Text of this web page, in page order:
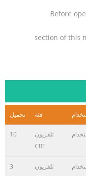
Before
section of this
Cover(U).fm
NOTICE A
to this
a 5 AMP fuse
فئة تحميل
تلفزيون
CRT
10
تلفزيون
3